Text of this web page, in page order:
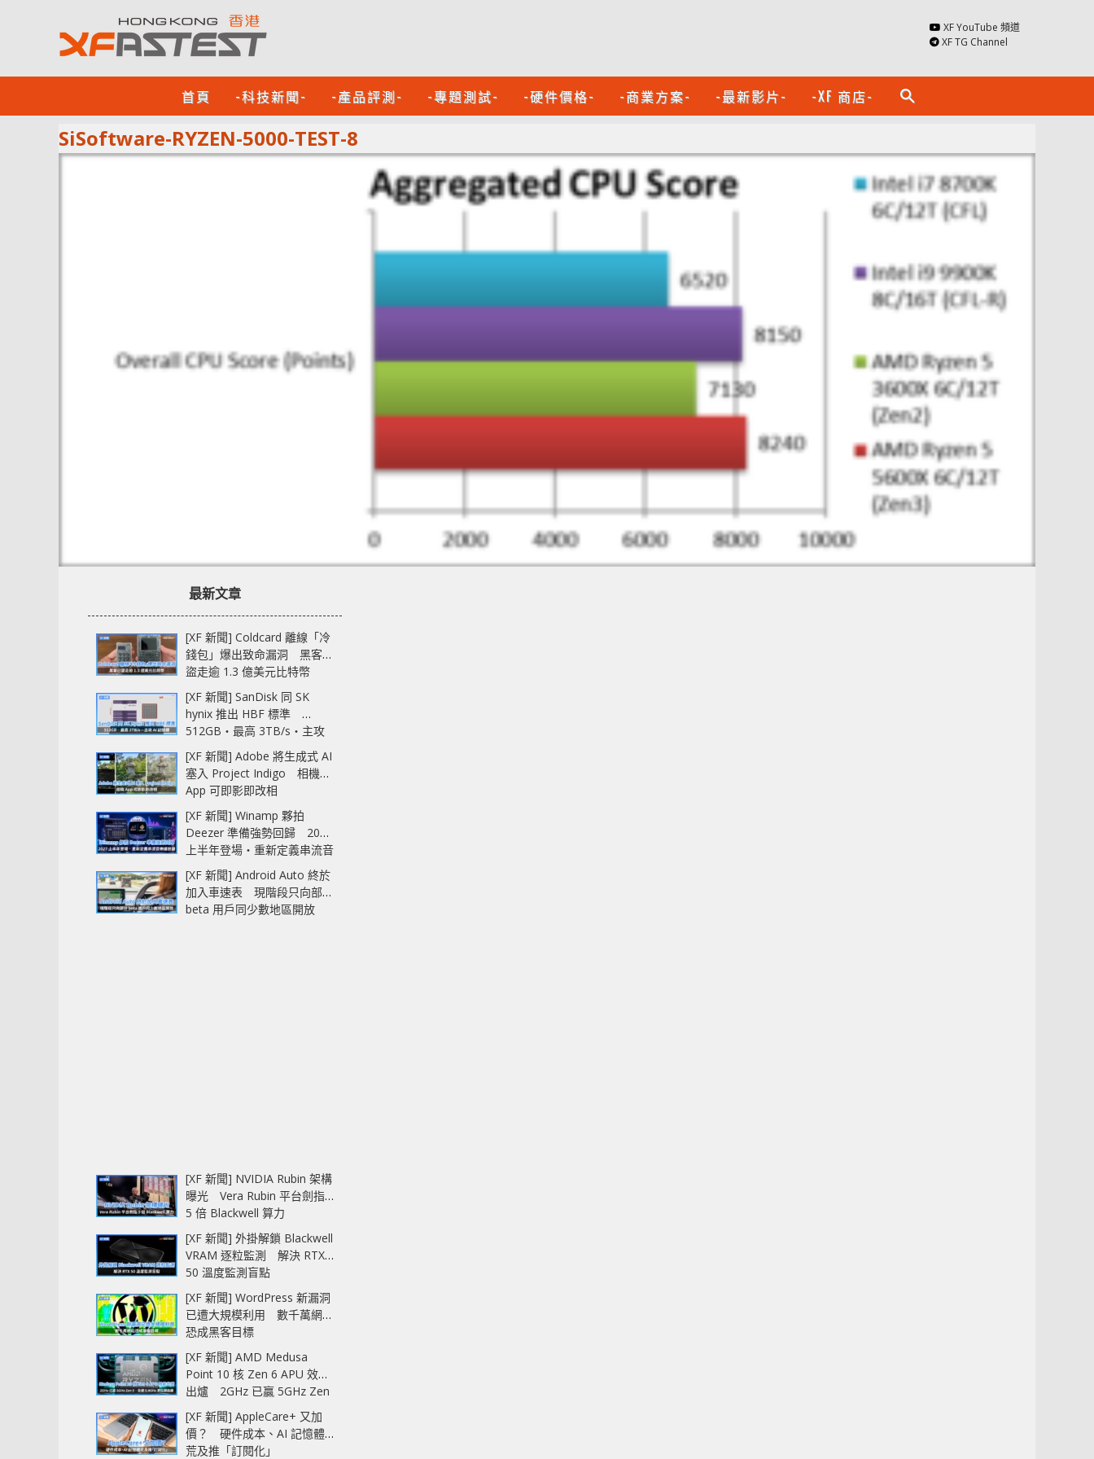
XF YouTube 頻道
XF TG Channel
首頁 -科技新聞- -產品評測- -專題測試- -硬件價格- -商業方案- -最新影片- -XF 商店- search
SiSoftware-RYZEN-5000-TEST-8
最新文章
[XF 新聞] Coldcard 離線「冷
錢包」爆出致命漏洞 黑客已
盜走逾 1.3 億美元比特幣
[XF 新聞] SanDisk 同 SK
hynix 推出 HBF 標準
512GB‧最高 3TB/s‧主攻
AI 記憶體
[XF 新聞] Adobe 將生成式 AI
塞入 Project Indigo 相機
App 可即影即改相
[XF 新聞] Winamp 夥拍
Deezer 準備強勢回歸 2027
上半年登場‧重新定義串流音
樂播放器
[XF 新聞] Android Auto 終於
加入車速表 現階段只向部分
beta 用戶同少數地區開放
[XF 新聞] NVIDIA Rubin 架構
曝光 Vera Rubin 平台劍指
5 倍 Blackwell 算力
[XF 新聞] 外掛解鎖 Blackwell
VRAM 逐粒監測 解決 RTX
50 溫度監測盲點
[XF 新聞] WordPress 新漏洞
已遭大規模利用 數千萬網站
恐成黑客目標
[XF 新聞] AMD Medusa
Point 10 核 Zen 6 APU 效能
出爐 2GHz 已贏 5GHz Zen
5‧全速 5.4GHz 更拉開距離
[XF 新聞] AppleCare+ 又加
價？ 硬件成本、AI 記憶體
荒及推「訂閱化」